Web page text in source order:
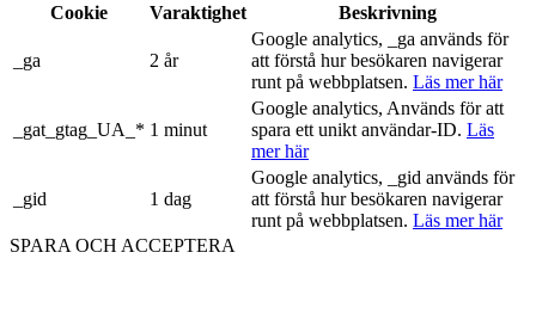
Cookie
Varaktighet Beskrivning
_ga 2 år
Google analytics, _ga används för
att förstå hur besökaren navigerar
runt på webbplatsen. Läs mer här
_gat_gtag_UA_* 1 minut
Google analytics, Används för att
spara ett unikt användar-ID. Läs
mer här
_gid 1 dag
Google analytics, _gid används för
att förstå hur besökaren navigerar
runt på webbplatsen. Läs mer här
SPARA OCH ACCEPTERA